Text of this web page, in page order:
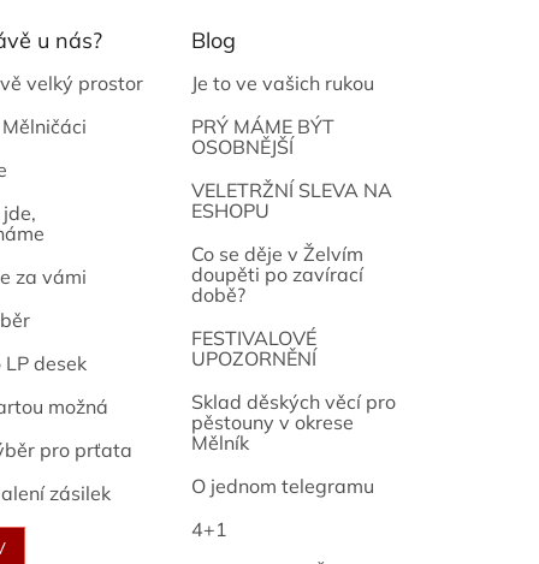
u nás?
velký prostor
za vámi
desek
možná
pro prťata
zásilek
Blog
Je to ve vašich rukou
PRÝ MÁME BÝT
OSOBNĚJŠÍ
VELETRŽNÍ SLEVA NA
ESHOPU
Co se děje v Želvím
doupěti po zavírací
době?
FESTIVALOVÉ
UPOZORNĚNÍ
Sklad děských věcí pro
pěstouny v okrese
Mělník
O jednom telegramu
4+1